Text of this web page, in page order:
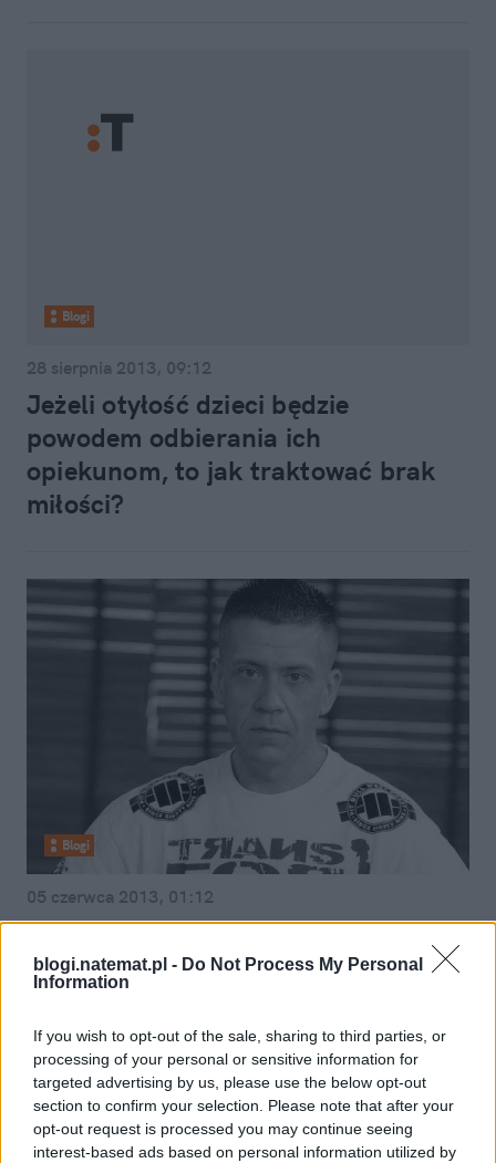
blogi.natemat.pl - Do Not Process My Personal
Information
If you wish to opt-out of the sale, sharing to third parties, or
processing of your personal or sensitive information for
targeted advertising by us, please use the below opt-out
section to confirm your selection. Please note that after your
opt-out request is processed you may continue seeing
interest-based ads based on personal information utilized by
Blogi
28 sierpnia 2013, 09:12
Jeżeli otyłość dzieci będzie
powodem odbierania ich
opiekunom, to jak traktować brak
miłości?
Blogi
05 czerwca 2013, 01:12
"Grycanką" nie jestem. Wolę małe
radio od promowania obszernych
gabarytów na salonach!